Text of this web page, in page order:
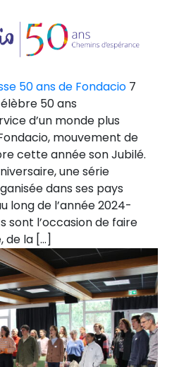
50 ans de Fondacio 7
50 ans
d’un monde plus
mouvement de
cette année son Jubilé.
une série
dans ses pays
long de l’année 2024-
sont l’occasion de faire
de la […]